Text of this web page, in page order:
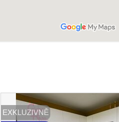
EXKLUZIVNĚ